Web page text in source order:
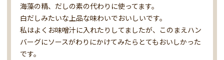
海藻の精、だしの素の代わりに使ってます。
白だしみたいな上品な味わいでおいしいです。
私はよくお味噌汁に入れたりしてましたが、このまえハン
バーグにソースがわりにかけてみたらとてもおいしかった
です。